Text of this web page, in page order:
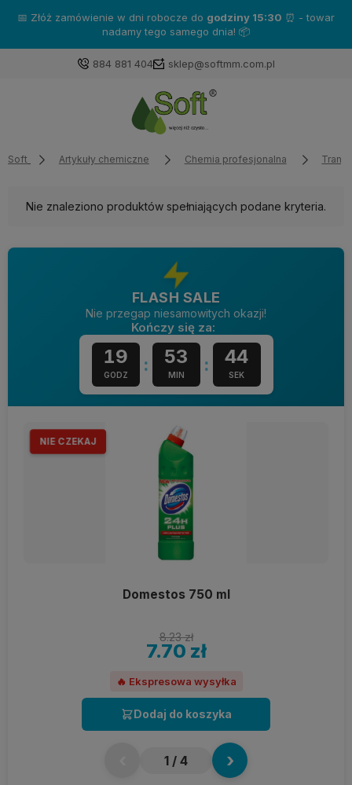
📅 Złóż zamówienie w dni robocze do godziny 15:30 ⏰ - towar
nadamy tego samego dnia! 📦
884 881 404 sklep@softmm.com.pl
Soft Artykuły chemiczne Chemia profesjonalna
Nie znaleziono produktów spełniających podane kryteria.
FLASH SALE
Nie przegap niesamowitych okazji!
Kończy się za:
19
GODZ : 53
MIN : 44
SEK
NIE CZEKAJ
Domestos 750 ml
8.23 zł
7.70 zł
🔥 Ekspresowa wysyłka
Dodaj do koszyka
1 / 4 ›